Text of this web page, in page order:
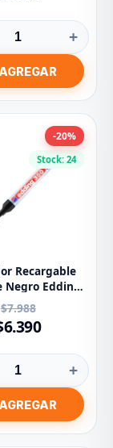
+
Stock: 24
-20%
Recargable
Negro Edding
Ref 350
$7.988
+